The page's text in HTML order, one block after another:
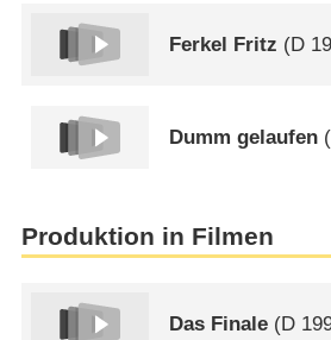
Ferkel Fritz (D
Dumm gelaufen (
Produktion in Filmen
Das Finale (D